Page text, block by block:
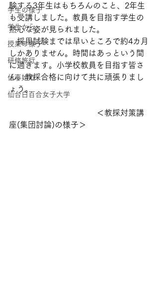
学生の様子
学生から
授業の様子
研修旅行
仕事始め
仙台白百合女子大学
験する3年生はもちろんのこと、2年生
も受講しました。教員を目指す学生の
熱心な姿が見られました。
採用試験までは早いところで約4カ月
しかありません。時間はあっという間
に過ぎます。小学校教員を目指す皆さ
ん、教採合格に向けて共に頑張りまし
ょう。
＜教採対策講
座(集団討論)の様子＞